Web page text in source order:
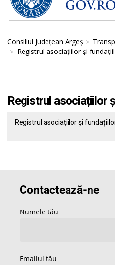
Consiliul Județean Argeș
Registrul asociațiilor și
Registrul asociațiilor
Registrul asociațiilor și